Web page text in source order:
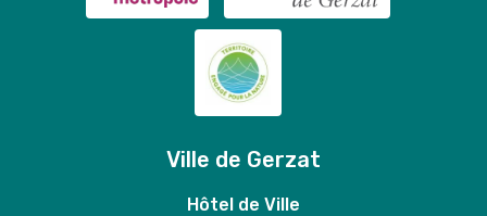
Ville de Gerzat
Hôtel de Ville